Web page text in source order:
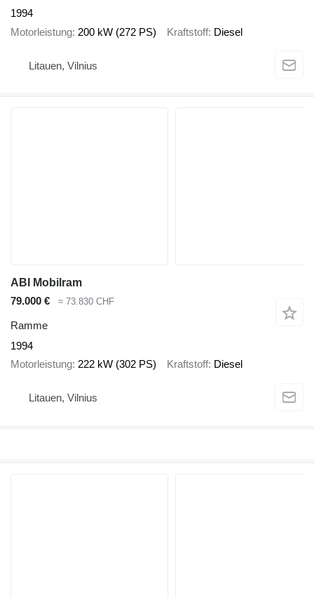
1994
Motorleistung 200 kW (272 PS) Kraftstoff Diesel
Litauen, Vilnius
ABI Mobilram
79.000 €
≈ 73.830 CHF
Ramme
1994
Motorleistung 222 kW (302 PS) Kraftstoff Diesel
Litauen, Vilnius